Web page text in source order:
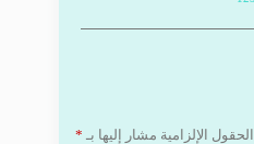
الحقول الإلزامية مشار إليها بـ *